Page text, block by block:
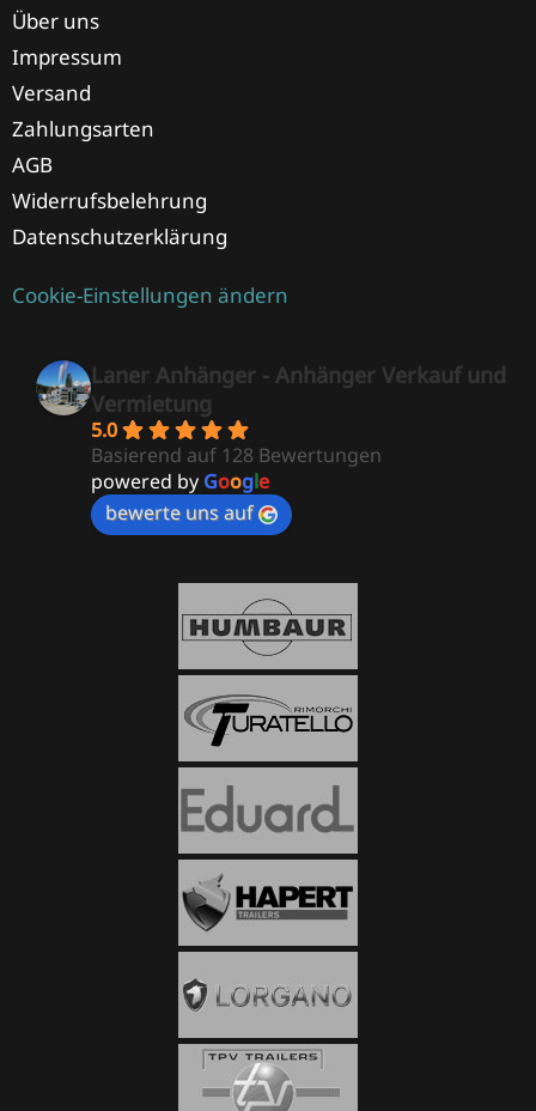
Über uns
Impressum
Versand
Zahlungsarten
AGB
Widerrufsbelehrung
Datenschutzerklärung
Cookie-Einstellungen ändern
Laner Anhänger - Anhänger Verkauf und
Vermietung
5.0
Basierend auf 128 Bewertungen
powered by Google
bewerte uns auf